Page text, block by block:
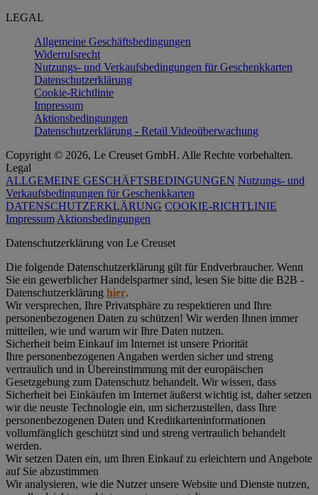
LEGAL
Allgemeine Geschäftsbedingungen
Widerrufsrecht
Nutzungs- und Verkaufsbedingungen für Geschenkkarten
Datenschutzerklärung
Cookie-Richtlinie
Impressum
Aktionsbedingungen
Datenschutzerklärung - Retail Videoüberwachung
Copyright © 2026, Le Creuset GmbH. Alle Rechte vorbehalten.
Legal
ALLGEMEINE GESCHÄFTSBEDINGUNGEN Nutzungs- und
Verkaufsbedingungen für Geschenkkarten
DATENSCHUTZERKLÄRUNG COOKIE-RICHTLINIE
Impressum Aktionsbedingungen
Datenschutz­erklärung von Le Creuset
Die folgende Datenschutzerklärung gilt für Endverbraucher. Wenn
Sie ein gewerblicher Handelspartner sind, lesen Sie bitte die B2B -
Datenschutzerklärung hier.
Wir versprechen, Ihre Privatsphäre zu respektieren und Ihre
personenbezogenen Daten zu schützen! Wir werden Ihnen immer
mitteilen, wie und warum wir Ihre Daten nutzen.
Sicherheit beim Einkauf im Internet ist unsere Priorität
Ihre personenbezogenen Angaben werden sicher und streng
vertraulich und in Übereinstimmung mit der europäischen
Gesetzgebung zum Datenschutz behandelt. Wir wissen, dass
Sicherheit bei Einkäufen im Internet äußerst wichtig ist, daher setzen
wir die neuste Technologie ein, um sicherzustellen, dass Ihre
personenbezogenen Daten und Kreditkarteninformationen
vollumfänglich geschützt sind und streng vertraulich behandelt
werden.
Wir setzen Daten ein, um Ihren Einkauf zu erleichtern und Angebote
auf Sie abzustimmen
Wir analysieren, wie die Nutzer unsere Website und Dienste nutzen,